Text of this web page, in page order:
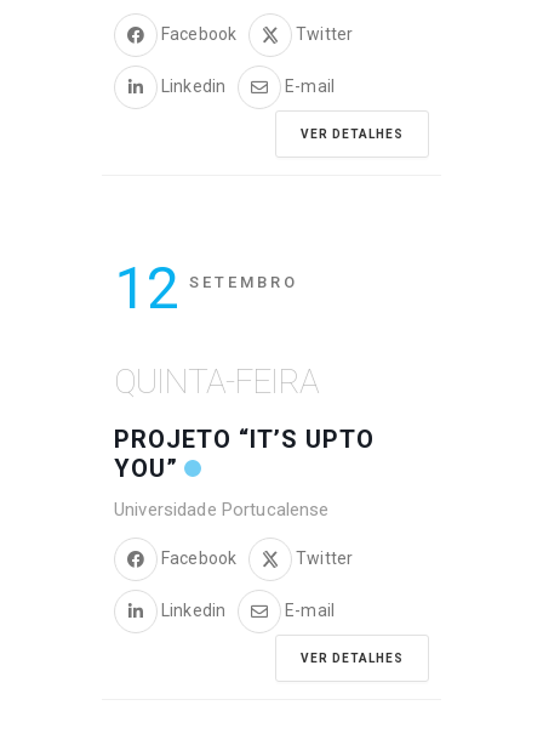
Facebook Twitter
Linkedin E-mail
VER DETALHES
12 SETEMBRO
QUINTA-FEIRA
PROJETO “IT’S UPTO
YOU”
Universidade Portucalense
Facebook Twitter
Linkedin E-mail
VER DETALHES